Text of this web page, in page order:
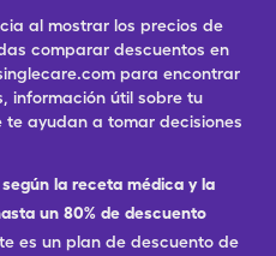
al mostrar los precios de
comparar descuentos en
para encontrar
información útil sobre tu
ayudan a tomar decisiones
la receta médica y la
un 80% de descuento
es un plan de descuento de